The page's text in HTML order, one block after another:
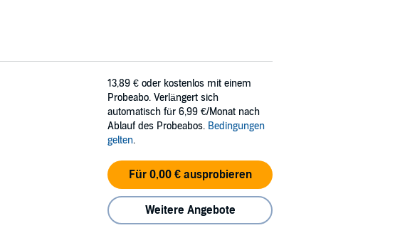
13,89 € oder kostenlos mit einem
Probeabo. Verlängert sich
automatisch für 6,99 €/Monat nach
Ablauf des Probeabos. Bedingungen
gelten.
Für 0,00 € ausprobieren
Weitere Angebote